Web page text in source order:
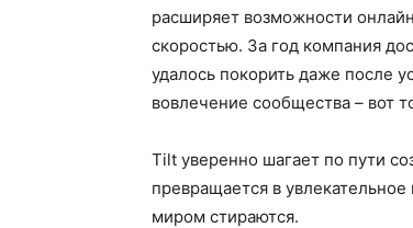
расширяет возможности
скоростью. За год компания
удалось покорить даже после
вовлечение сообщества – вот
Tilt уверенно шагает по пути
превращается в
миром стираются.